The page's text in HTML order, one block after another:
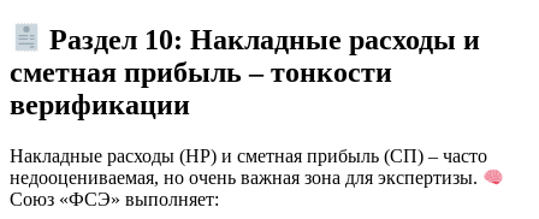
Раздел 10: Накладные расходы и
сметная прибыль – тонкости
верификации
Накладные расходы (НР) и сметная прибыль (СП) – часто
недооцениваемая, но очень важная зона для экспертизы.
Союз «ФСЭ» выполняет: